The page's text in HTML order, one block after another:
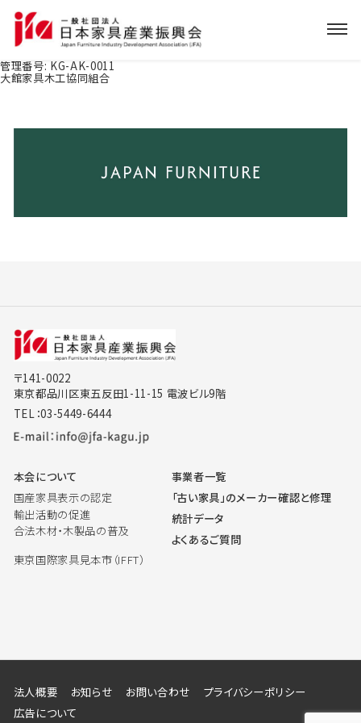
管理番号: KG-AK-0011
大館家具木工協同組合
〒141-0022
東京都品川区東五反田1-11-15 電波ビル9階
TEL：03-5449-6444
本会について
国産家具表示の認定
輸出活動の促進
合法木材・木製品の普及
東京国際家具見本市（IFFT）
事業者一覧
「古い家具」のメーカー確認と修理
統計データ
よくあるご質問
法人概要 お知らせ お問い合わせ
プライバシーポリシー
広告について